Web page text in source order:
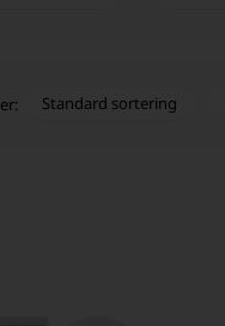
Standard sortering